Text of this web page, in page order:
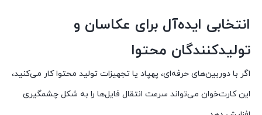
انتخابی ایده‌آل برای عکاسان و
تولیدکنندگان محتوا
اگر با دوربین‌های حرفه‌ای، پهپاد یا تجهیزات تولید محتوا کار می‌کنید،
این کارت‌خوان می‌تواند سرعت انتقال فایل‌ها را به شکل چشمگیری